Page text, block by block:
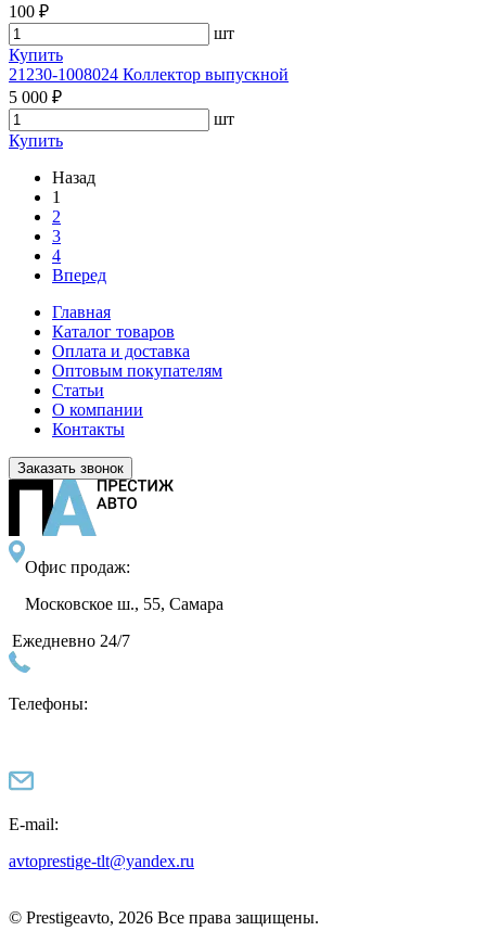
100 ₽
шт
Купить
21230-1008024 Коллектор выпускной
5 000 ₽
шт
Купить
Назад
1
2
3
4
Вперед
Главная
Каталог товаров
Оплата и доставка
Оптовым покупателям
Статьи
О компании
Контакты
Заказать звонок
Офис продаж:
Московское ш., 55, Самара
Ежедневно 24/7
Телефоны:
E-mail:
avtoprestige-tlt@yandex.ru
© Prestigeavto, 2026 Все права защищены.